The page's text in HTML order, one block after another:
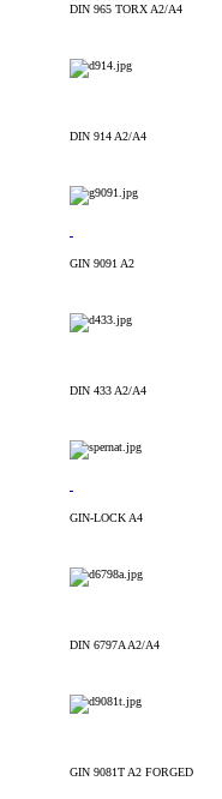
DIN 965 TORX A2/A4
DIN 914 A2/A4
GIN 9091 A2
DIN 433 A2/A4
GIN-LOCK A4
DIN 6797A A2/A4
GIN 9081T A2 FORGED